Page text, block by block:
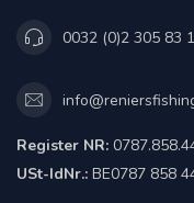
0032 (0)2 305 83
Register NR:
USt-IdNr.: BE0787 858